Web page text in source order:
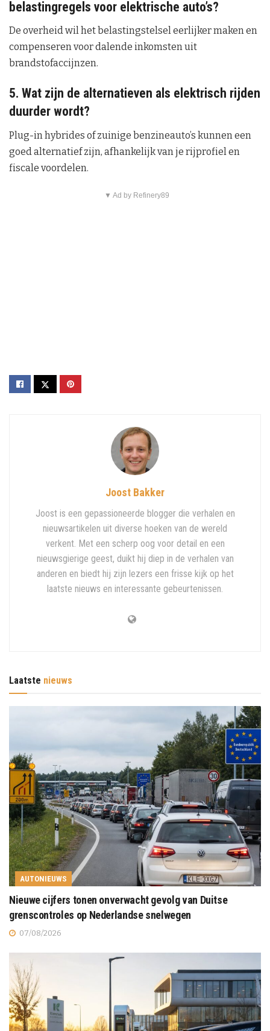
belastingregels voor elektrische auto’s?
De overheid wil het belastingstelsel eerlijker maken en
compenseren voor dalende inkomsten uit
brandstofaccijnzen.
5. Wat zijn de alternatieven als elektrisch rijden
duurder wordt?
Plug-in hybrides of zuinige benzineauto’s kunnen een
goed alternatief zijn, afhankelijk van je rijprofiel en
fiscale voordelen.
▼ Ad by Refinery89
Joost Bakker
Joost is een gepassioneerde blogger die verhalen en
nieuwsartikelen uit diverse hoeken van de wereld
verkent. Met een scherp oog voor detail en een
nieuwsgierige geest, duikt hij diep in de verhalen van
anderen en biedt hij zijn lezers een frisse kijk op het
laatste nieuws en interessante gebeurtenissen.
Laatste nieuws
AUTONIEUWS
Nieuwe cijfers tonen onverwacht gevolg van Duitse
grenscontroles op Nederlandse snelwegen
07/08/2026